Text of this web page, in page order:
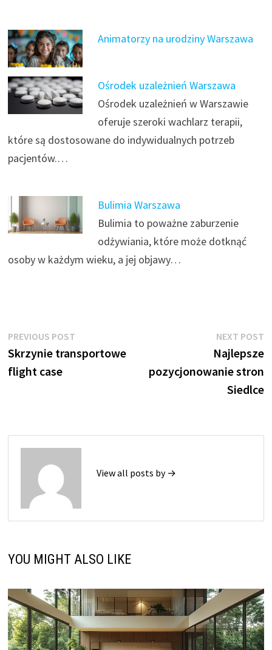
Animatorzy na urodziny Warszawa
Ośrodek uzależnień Warszawa
Ośrodek uzależnień w Warszawie
oferuje szeroki wachlarz terapii,
które są dostosowane do indywidualnych potrzeb
pacjentów.…
Bulimia Warszawa
Bulimia to poważne zaburzenie
odżywiania, które może dotknąć
osoby w każdym wieku, a jej objawy…
Nawigacja
wpisu
PREVIOUS POSTPrevious
post:
Skrzynie transportowe
flight case
NEXT POST
Najlepsze
pozycjonowanie stron
Siedlce
View all posts by →
YOU MIGHT ALSO LIKE